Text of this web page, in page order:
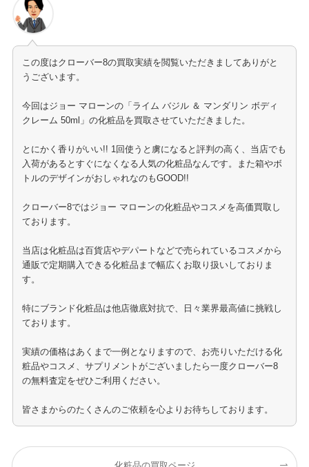
この度はクローバー8の買取実績を閲覧いただきましてありがと
うございます。
今回はジョー マローンの「ライム バジル ＆ マンダリン ボディ
クレーム 50ml」の化粧品を買取させていただきました。
とにかく香りがいい!! 1回使うと虜になると評判の高く、当店でも
入荷があるとすぐになくなる人気の化粧品なんです。また箱やボ
トルのデザインがおしゃれなのもGOOD!!
クローバー8ではジョー マローンの化粧品やコスメを高価買取し
ております。
当店は化粧品は百貨店やデパートなどで売られているコスメから
通販で定期購入できる化粧品まで幅広くお取り扱いしておりま
す。
特にブランド化粧品は他店徹底対抗で、日々業界最高値に挑戦し
ております。
実績の価格はあくまで一例となりますので、お売りいただける化
粧品やコスメ、サプリメントがございましたら一度クローバー8
の無料査定をぜひご利用ください。
皆さまからのたくさんのご依頼を心よりお待ちしております。